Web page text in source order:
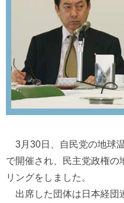
3月30日、自民党の地球
で開催され、民主党政権の
リングをしました。
出席した団体は日本経団